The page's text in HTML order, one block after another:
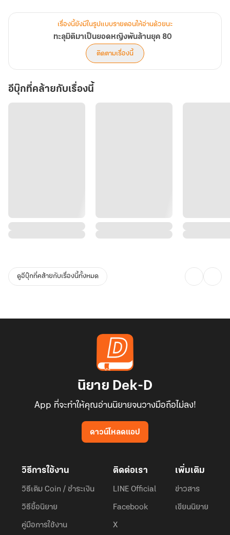
เรื่องนี้ยังมีในรูปแบบรายตอนให้อ่านด้วยนะ
ทะลุมิติมาเป็นยอดหญิงพันล้านยุค 80
ติดตามเรื่องนี้
อีบุ๊กที่คล้ายกับเรื่องนี้
ดูอีบุ๊กที่คล้ายกับเรื่องนี้ทั้งหมด
นิยาย Dek-D
App ที่จะทำให้คุณอ่านนิยายจนวางมือถือไม่ลง!
ดาวน์โหลดแอป
วิธีการใช้งาน
วิธีเติม Coin / ชำระเงิน
วิธีซื้อนิยาย
คู่มือการใช้งาน
ติดต่อเรา
LINE Official
Facebook
X
เพิ่มเติม
ข่าวสาร
เขียนนิยาย